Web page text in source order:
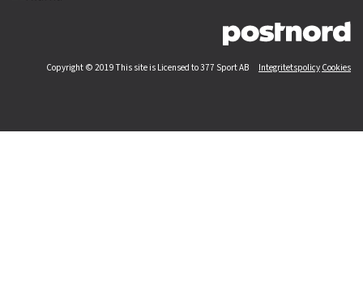
Copyright © 2019 This site is Licensed to 377 Sport AB Integritetspolicy Cookies